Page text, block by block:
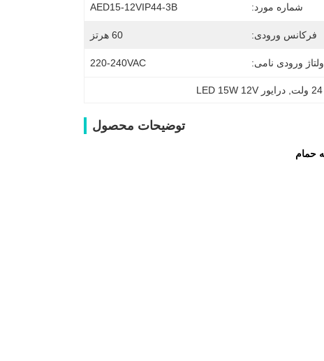
شماره مورد: AED15-12VIP44-3B
فرکانس ورودی: 60 هرتز
ولتاژ ورودی نامی: 220-240VAC
, درایور LED 15W 12V
توضیحات محصول